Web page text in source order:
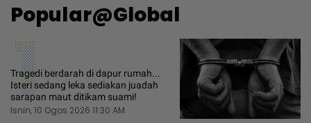
Popular@Global
1
Tragedi berdarah di dapur rumah...
Isteri sedang leka sediakan juadah
sarapan maut ditikam suami!
Isnin, 10 Ogos 2026 11:30 AM